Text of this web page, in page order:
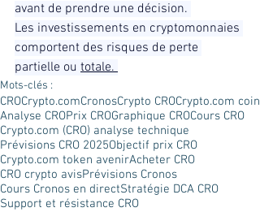
avant de prendre une décision.
Les investissements en cryptomonnaies
comportent des risques de perte
partielle ou totale.
Mots-clés :
CROCrypto.comCronosCrypto CROCrypto.com coin
Analyse CROPrix CROGraphique CROCours CRO
Crypto.com (CRO) analyse technique
Prévisions CRO 2025Objectif prix CRO
Crypto.com token avenirAcheter CRO
CRO crypto avisPrévisions Cronos
Cours Cronos en directStratégie DCA CRO
Support et résistance CRO